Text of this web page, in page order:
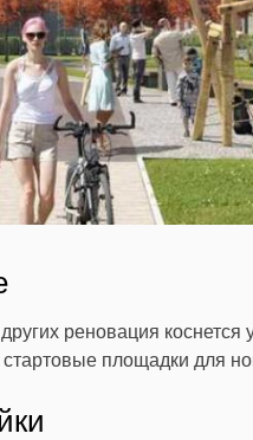
реновация
площадки для